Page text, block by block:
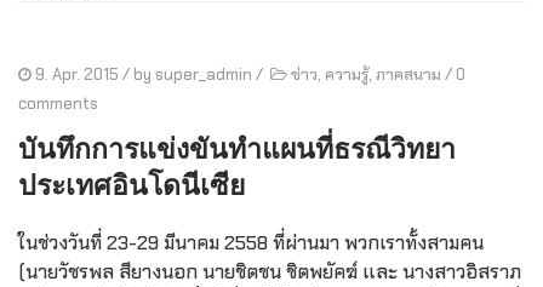
9. Apr. 2015 / by super_admin / ข่าว, ความรู้, ภาคสนาม / 0
comments
บันทึกการแข่งขันทำแผนที่ธรณีวิทยา
ประเทศอินโดนีเซีย
ในช่วงวันที่ 23-29 มีนาคม 2558 ที่ผ่านมา พวกเราทั้งสามคน
(นายวัชรพล สียางนอก นายชิตชน ชิตพยัคฆ์ และ นางสาวอิสราภ